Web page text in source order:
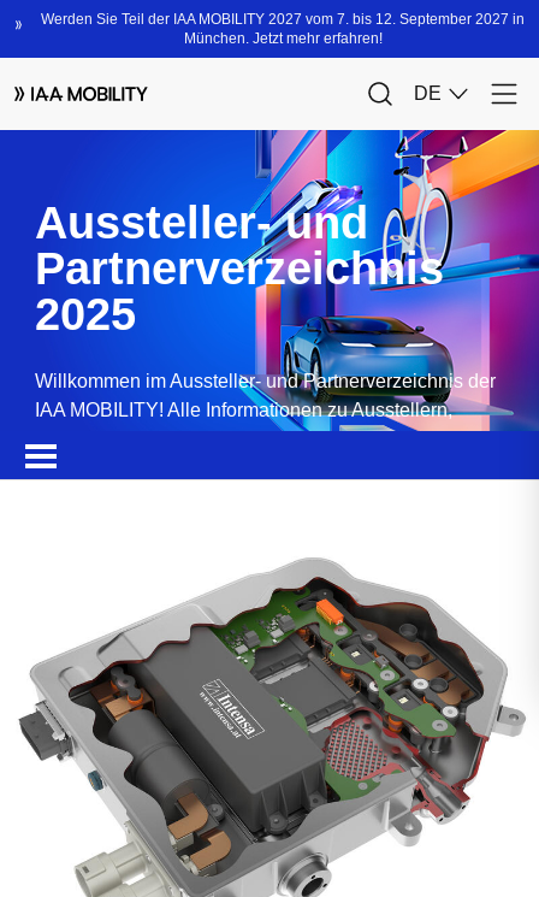
Aussteller- und
Partnerverzeichnis
2025
Willkommen im Aussteller- und Partnerverzeichnis der
IAA MOBILITY! Alle Informationen zu Ausstellern,